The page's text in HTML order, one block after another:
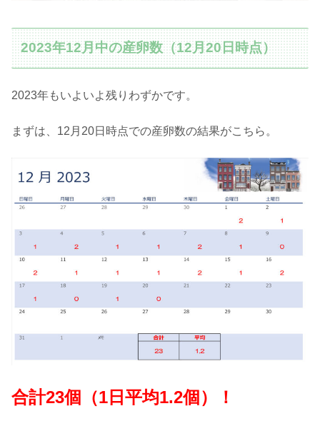
2023年12月中の産卵数（12月20日時点）
2023年もいよいよ残りわずかです。
まずは、12月20日時点での産卵数の結果がこちら。
合計23個（1日平均1.2個）！